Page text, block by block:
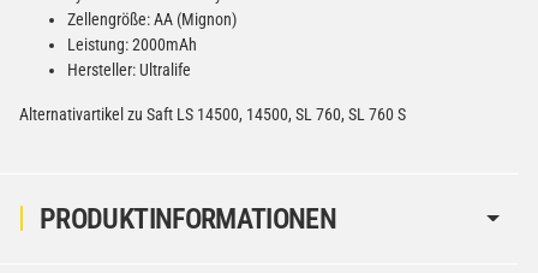
PRODUKTINFORMATIONEN
Zellengröße: AA (Mignon)
Leistung: 2000mAh
Hersteller: Ultralife
Alternativartikel zu Saft LS 14500, 14500, SL 760, SL 760 S